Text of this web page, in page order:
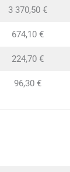
3 370,50 €
674,10 €
224,70 €
96,30 €